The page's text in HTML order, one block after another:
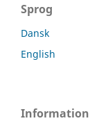
Sprog
Dansk
English
Information